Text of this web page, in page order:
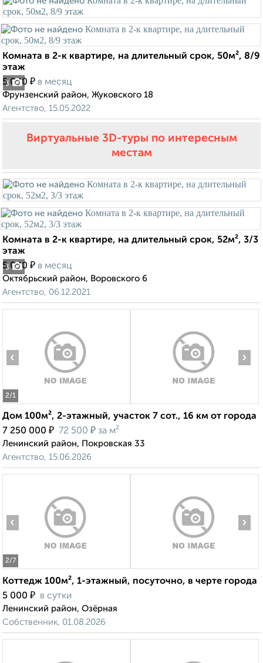
3
Комната в 2-к квартире, на длительный срок, 50м², 8/9
этаж
5 000 ₽ в месяц
Фрунзенский район, Жуковского 18
Агентство, 15.05.2022
Виртуальные 3D-туры по интересным
местам
3
Комната в 2-к квартире, на длительный срок, 52м², 3/3
этаж
5 000 ₽ в месяц
Октябрьский район, Воровского 6
Агентство, 06.12.2021
2/1
‹ ›
Дом 100м², 2-этажный, участок 7 сот., 16 км от города
7 250 000 ₽ 72 500 ₽ за м²
Ленинский район, Покровская 33
Агентство, 15.06.2026
2/7
‹ ›
Коттедж 100м², 1-этажный, посуточно, в черте города
5 000 ₽ в сутки
Ленинский район, Озёрная
Собственник, 01.08.2026